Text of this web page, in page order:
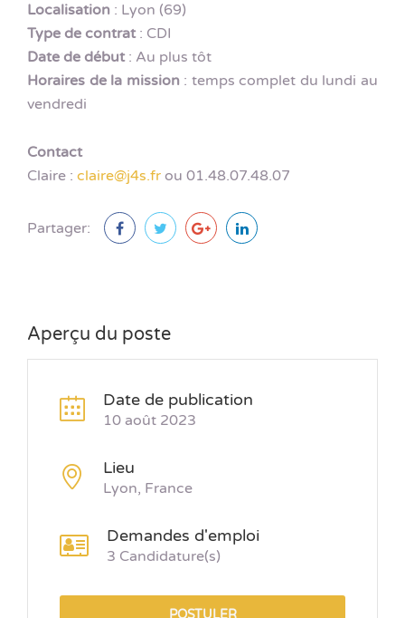
Localisation : Lyon (69)
Type de contrat: CDI
Date de début: Au plus tôt
Horaires de la mission: temps complet du lundi au
vendredi
Contact
Claire : claire@j4s.fr ou 01.48.07.48.07
Partager:
Aperçu du poste
Date de publication
10 août 2023
Lieu
Lyon, France
Demandes d'emploi
3 Candidature(s)
POSTULER